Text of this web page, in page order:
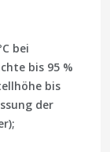
bei
bis 95 %
bis
der